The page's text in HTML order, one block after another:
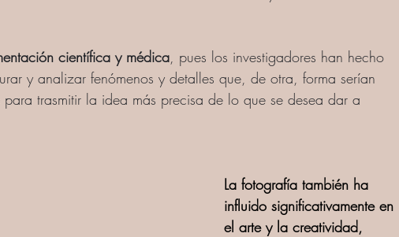
científica y médica, pues los investigadores han hecho
y analizar fenómenos y detalles que, de otra, forma serían
trasmitir la idea más precisa de lo que se desea dar a
La fotografía también ha
influido significativamente en
el arte y la creatividad,